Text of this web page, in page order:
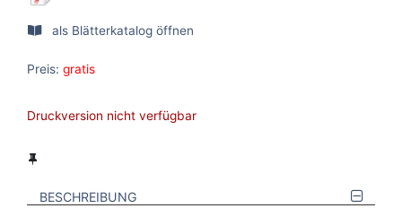
als Blätterkatalog öffnen
Preis: gratis
Druckversion nicht verfügbar
BESCHREIBUNG